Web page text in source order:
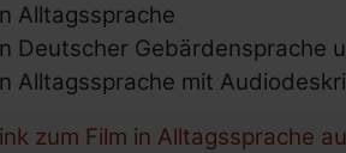
Alltagssprache
Deutscher Gebärdensprache
Alltagssprache mit
zum Film in Alltagssprache